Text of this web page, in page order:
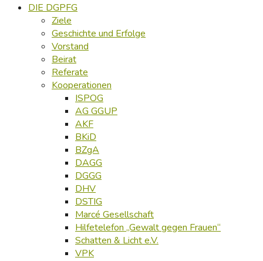
DIE DGPFG
Ziele
Geschichte und Erfolge
Vorstand
Beirat
Referate
Kooperationen
ISPOG
AG GGUP
AKF
BKiD
BZgA
DAGG
DGGG
DHV
DSTIG
Marcé Gesellschaft
Hilfetelefon „Gewalt gegen Frauen“
Schatten & Licht e.V.
VPK